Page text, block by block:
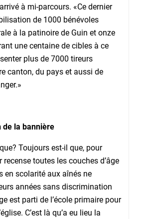
à mi-parcours. «Ce dernier
de 1000 bénévoles
à la patinoire de Guin et onze
une centaine de cibles à ce
plus de 7000 tireurs
canton, du pays et aussi de
de la bannière
Toujours est-il que, pour
recense toutes les couches d’âge
en scolarité aux aînés ne
années sans discrimination
est parti de l’école primaire pour
C’est là qu’a eu lieu la